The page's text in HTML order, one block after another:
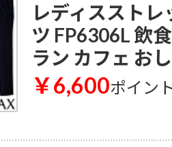
レディススト
ツ FP6306L 飲
ラン カフェ お
￥6,600ポイン